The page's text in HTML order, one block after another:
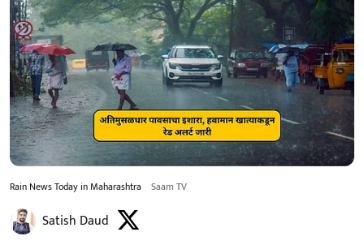
Rain News Today in Maharashtra Saam TV
Satish Daud